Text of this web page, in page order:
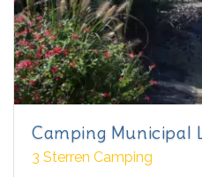
Camping Municipal
3 Sterren Camping